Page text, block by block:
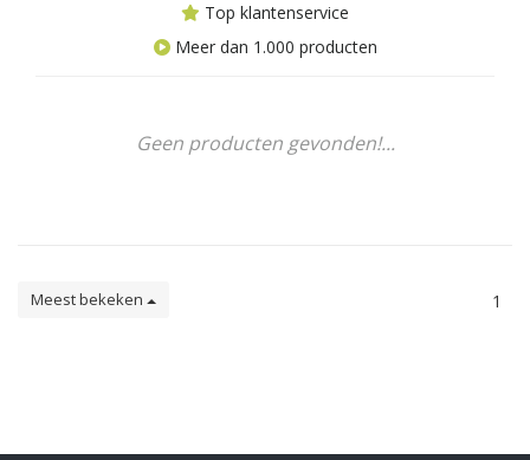
Top klantenservice
Meer dan 1.000 producten
Geen producten gevonden!...
Meest bekeken 1